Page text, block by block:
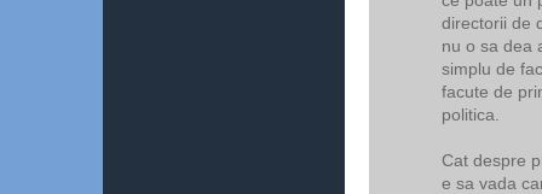
directorii de
nu o sa dea
simplu de
facute de
politica.
Cat despre
e sa vada